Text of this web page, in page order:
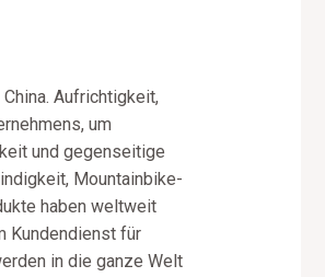
Aufrichtigkeit,
um
und gegenseitige
Mountainbike-
haben weltweit
Kundendienst für
in die ganze Welt